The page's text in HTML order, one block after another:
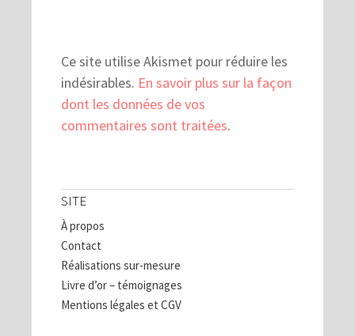
Ce site utilise Akismet pour réduire les
indésirables. En savoir plus sur la façon
dont les données de vos
commentaires sont traitées.
SITE
À propos
Contact
Réalisations sur-mesure
Livre d’or – témoignages
Mentions légales et CGV